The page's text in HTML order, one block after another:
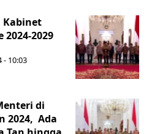
Kabinet
2029
- 10:03
di
2024, Ada